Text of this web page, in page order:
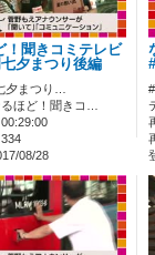
！聞きコミテレビ
夕まつり後編
夕まつり…
ほど！聞きコ…
08/28